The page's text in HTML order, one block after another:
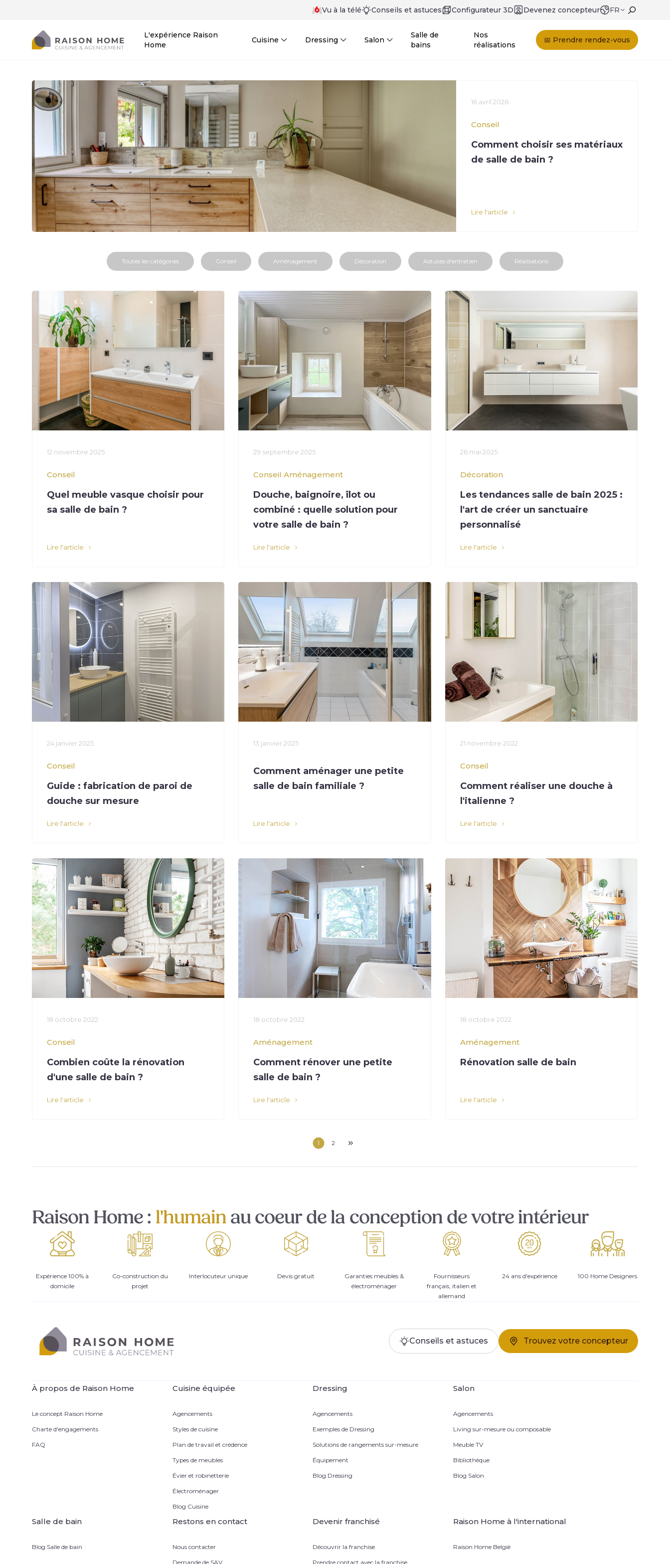
Vu à la télé Conseils et astuces Configurateur 3D Devenez concepteur FR
L'expérience Raison
Home
Cuisine Dressing Salon
Salle de
bains
Nos
réalisations
📅 Prendre rendez-vous
16 avril 2026
Conseil
Comment choisir ses matériaux
de salle de bain ?
Lire l'article
Toutes les catégories Conseil Aménagement Décoration Astuces d'entretien Réalisations
12 novembre 2025
Conseil
Quel meuble vasque choisir pour
sa salle de bain ?
Lire l'article
29 septembre 2025
Conseil Aménagement
Douche, baignoire, îlot ou
combiné : quelle solution pour
votre salle de bain ?
Lire l'article
26 mai 2025
Décoration
Les tendances salle de bain 2025 :
l'art de créer un sanctuaire
personnalisé
Lire l'article
24 janvier 2025
Conseil
Guide : fabrication de paroi de
douche sur mesure
Lire l'article
13 janvier 2025
Comment aménager une petite
salle de bain familiale ?
Lire l'article
21 novembre 2022
Conseil
Comment réaliser une douche à
l'italienne ?
Lire l'article
18 octobre 2022
Conseil
Combien coûte la rénovation
d'une salle de bain ?
Lire l'article
18 octobre 2022
Aménagement
Comment rénover une petite
salle de bain ?
Lire l'article
18 octobre 2022
Aménagement
Rénovation salle de bain
Lire l'article
1 2
Raison Home : l'humainau coeur de la conception de votre intérieur
Expérience 100% à
domicile
Co-construction du
projet
Interlocuteur unique Devis gratuit
Garanties meubles &
électroménager
Fournisseurs
français, italien et
allemand
24 ans d'expérience 100 Home Designers
Conseils et astuces Trouvez votre concepteur
À propos de Raison Home
Le concept Raison Home
Charte d'engagements
FAQ
Cuisine équipée
Agencements
Styles de cuisine
Plan de travail et crédence
Types de meubles
Évier et robinetterie
Électroménager
Blog Cuisine
Dressing
Agencements
Exemples de Dressing
Solutions de rangements sur-mesure
Équipement
Blog Dressing
Salon
Agencements
Living sur-mesure ou composable
Meuble TV
Bibliothèque
Blog Salon
Salle de bain
Blog Salle de bain
Restons en contact
Nous contacter
Demande de SAV
Devenir franchisé
Découvrir la franchise
Prendre contact avec la franchise
Raison Home à l'international
Raison Home België